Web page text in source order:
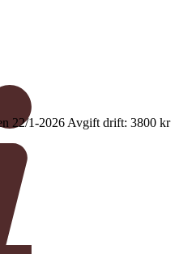
22/1-2026 Avgift drift: 3800 kr